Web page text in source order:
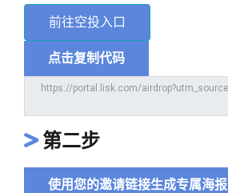
前往空投入口
点击复制代码
第二步
使用您的邀请链接生成专属海报